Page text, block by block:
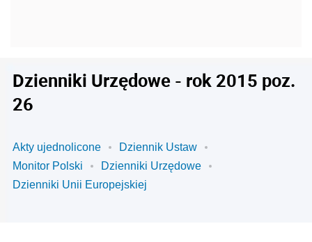
Dzienniki Urzędowe - rok 2015 poz.
26
Akty ujednolicone
Dziennik Ustaw
Monitor Polski
Dzienniki Urzędowe
Dzienniki Unii Europejskiej